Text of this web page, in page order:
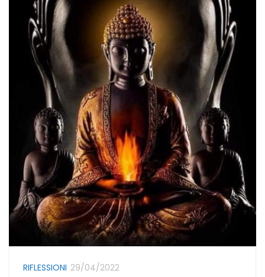
RIFLESSIONI 29/04/2022